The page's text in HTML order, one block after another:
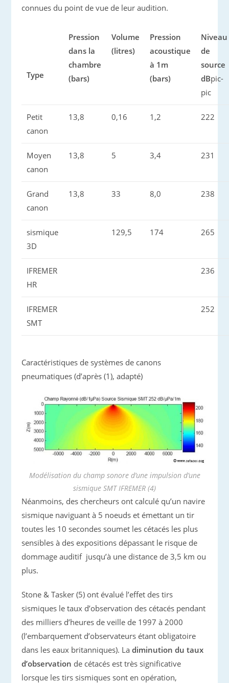
connues du point de vue de leur audition.
Type
Pression
dans la
chambre
(bars)
Volume
(litres)
Pression
acoustique
à 1m
(bars)
Niveau
de
dBpic-
pic
Petit
canon
13,8 0,16 1,2 222
Moyen
canon
13,8 5 3,4 231
Grand
canon
13,8 33 8,0 238
sismique
3D
129,5 174 265
IFREMER
HR
236
IFREMER
SMT
252
Caractéristiques de systèmes de canons
pneumatiques (d’après (1), adapté)
Modélisation du champ sonore d’une impulsion d’une
sismique SMT IFREMER (4)
Néanmoins, des chercheurs ont calculé qu’un navire
sismique naviguant à 5 noeuds et émettant un tir
toutes les 10 secondes soumet les cétacés les plus
sensibles à des expositions dépassant le risque de
dommage auditif jusqu’à une distance de 3,5 km ou
plus.
Stone & Tasker (5) ont évalué l’effet des tirs
sismiques le taux d’observation des cétacés pendant
des milliers d’heures de veille de 1997 à 2000
(l’embarquement d’observateurs étant obligatoire
dans les eaux britanniques). Ladiminution du taux
d’observation de cétacés est très significative
lorsque les tirs sismiques sont en opération,